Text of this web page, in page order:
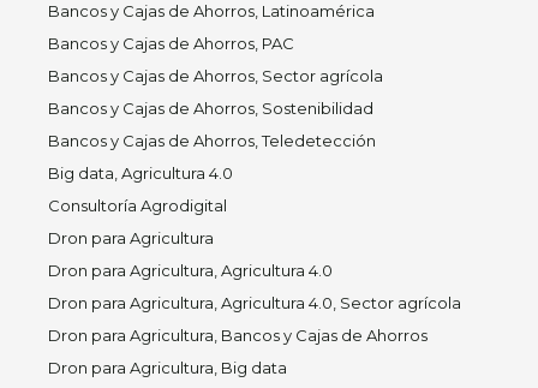
Bancos y Cajas de Ahorros, Latinoamérica
Bancos y Cajas de Ahorros, PAC
Bancos y Cajas de Ahorros, Sector agrícola
Bancos y Cajas de Ahorros, Sostenibilidad
Bancos y Cajas de Ahorros, Teledetección
Big data, Agricultura 4.0
Consultoría Agrodigital
Dron para Agricultura
Dron para Agricultura, Agricultura 4.0
Dron para Agricultura, Agricultura 4.0, Sector agrícola
Dron para Agricultura, Bancos y Cajas de Ahorros
Dron para Agricultura, Big data